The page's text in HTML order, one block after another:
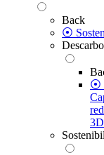
Back
⦿
⦿